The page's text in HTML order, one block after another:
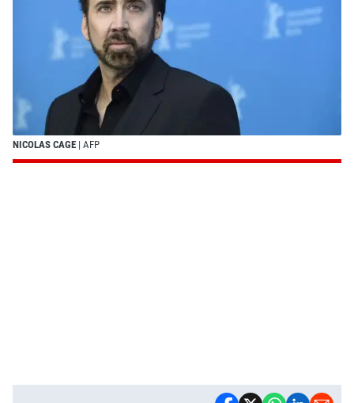
NICOLAS CAGE | AFP